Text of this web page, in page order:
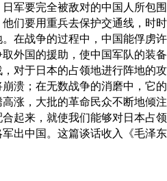
军要完全被敌对的中国人所包
们要用重兵去保护交通线，时
在战争的过程中，中国能俘虏
外国的援助，使中国军队的装
对于日本的占领地进行阵地的
溃；在无数战争的消磨中，它
涨，大批的革命民众不断地倾
起来，就使我们能够对日本占
出中国。这篇谈话收入《毛泽